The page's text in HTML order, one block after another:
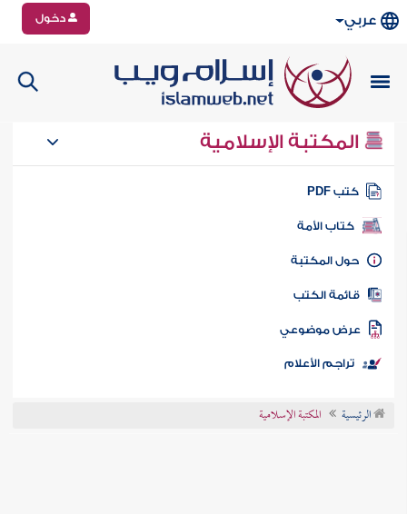
عربي دخول
المكتبة الإسلامية
كتب PDF
كتاب الأمة
المكتبة
الكتب
موضوعي
تراجم الأعلام
الرئيسية المكتبة الإسلامية